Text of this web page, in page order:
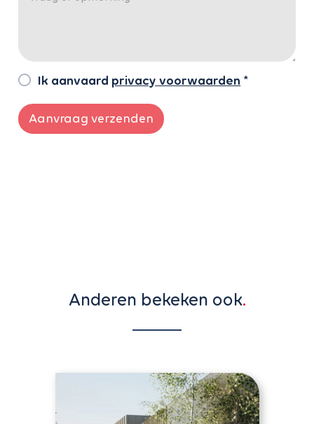
Ik aanvaard privacy voorwaarden *
Aanvraag verzenden
Anderen bekeken ook